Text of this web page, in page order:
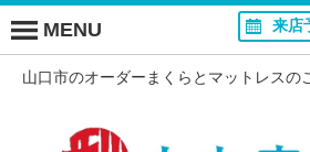
山口市のオーダーまくらとマットレスの
MENU 来店